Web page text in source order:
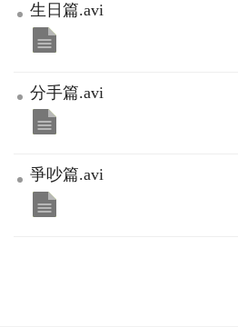
生日篇.avi
分手篇.avi
爭吵篇.avi